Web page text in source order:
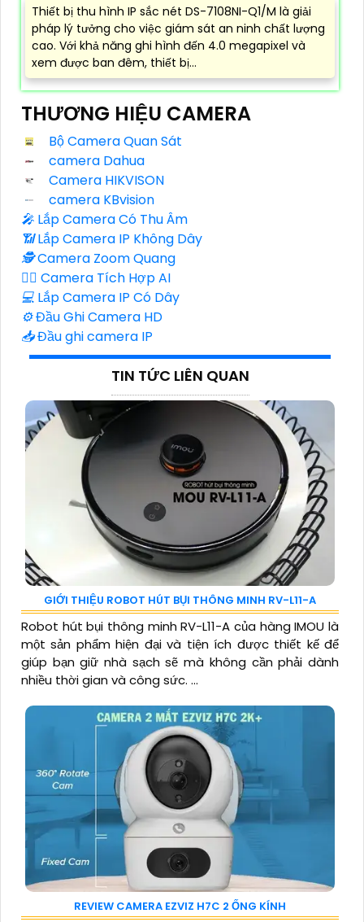
Thiết bị thu hình IP sắc nét DS-7108NI-Q1/M là giải
pháp lý tưởng cho việc giám sát an ninh chất lượng
cao. Với khả năng ghi hình đến 4.0 megapixel và
xem được ban đêm, thiết bị...
THƯƠNG HIỆU CAMERA
Bộ Camera Quan Sát
camera Dahua
Camera HIKVISON
camera KBvision
️🎤️ Lắp Camera Có Thu Âm
📶Lắp Camera IP Không Dây
🕵️Camera Zoom Quang
🧛‍♀️ Camera Tích Hợp AI
💻 Lắp Camera IP Có Dây
⚙️Đầu Ghi Camera HD
📥Đầu ghi camera IP
TIN TỨC LIÊN QUAN
GIỚI THIỆU ROBOT HÚT BỤI THÔNG MINH RV-L11-A
Robot hút bụi thông minh RV-L11-A của hàng IMOU là
một sản phẩm hiện đại và tiện ích được thiết kế để
giúp bạn giữ nhà sạch sẽ mà không cần phải dành
nhiều thời gian và công sức. ...
REVIEW CAMERA EZVIZ H7C 2 ỐNG KÍNH